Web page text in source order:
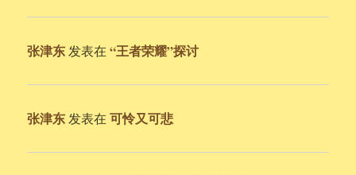
张津东 发表在“王者荣耀”探讨
张津东 发表在可怜又可悲